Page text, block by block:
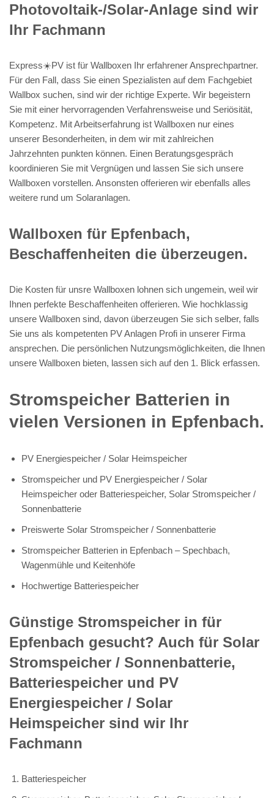
Photovoltaik-/Solar-Anlage sind wir
Ihr Fachmann
Express☀️PV️ ist für Wallboxen Ihr erfahrener Ansprechpartner.
Für den Fall, dass Sie einen Spezialisten auf dem Fachgebiet
Wallbox suchen, sind wir der richtige Experte. Wir begeistern
Sie mit einer hervorragenden Verfahrensweise und Seriösität,
Kompetenz. Mit Arbeitserfahrung ist Wallboxen nur eines
unserer Besonderheiten, in dem wir mit zahlreichen
Jahrzehnten punkten können. Einen Beratungsgespräch
koordinieren Sie mit Vergnügen und lassen Sie sich unsere
Wallboxen vorstellen. Ansonsten offerieren wir ebenfalls alles
weitere rund um Solaranlagen.
Wallboxen für Epfenbach,
Beschaffenheiten die überzeugen.
Die Kosten für unsre Wallboxen lohnen sich ungemein, weil wir
Ihnen perfekte Beschaffenheiten offerieren. Wie hochklassig
unsere Wallboxen sind, davon überzeugen Sie sich selber, falls
Sie uns als kompetenten PV Anlagen Profi in unserer Firma
ansprechen. Die persönlichen Nutzungsmöglichkeiten, die Ihnen
unsere Wallboxen bieten, lassen sich auf den 1. Blick erfassen.
Stromspeicher Batterien in
vielen Versionen in Epfenbach.
PV Energiespeicher / Solar Heimspeicher
Stromspeicher und PV Energiespeicher / Solar
Heimspeicher oder Batteriespeicher, Solar Stromspeicher /
Sonnenbatterie
Preiswerte Solar Stromspeicher / Sonnenbatterie
Stromspeicher Batterien in Epfenbach – Spechbach,
Wagenmühle und Keitenhöfe
Hochwertige Batteriespeicher
Günstige Stromspeicher in für
Epfenbach gesucht? Auch für Solar
Stromspeicher / Sonnenbatterie,
Batteriespeicher und PV
Energiespeicher / Solar
Heimspeicher sind wir Ihr
Fachmann
Batteriespeicher